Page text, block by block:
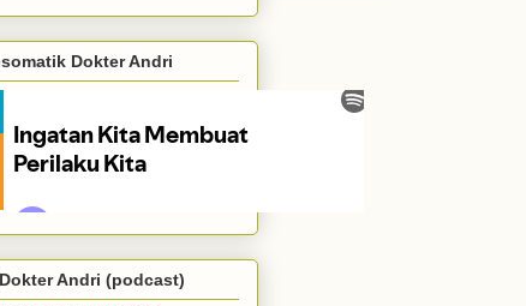
Dokter Andri
Andri (podcast)